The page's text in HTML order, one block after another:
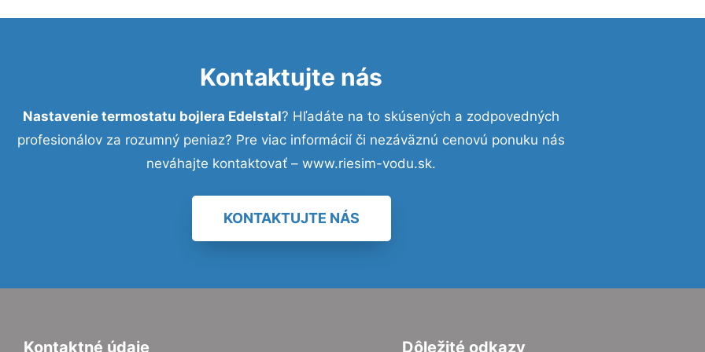
Kontaktujte nás
Nastavenie termostatu bojlera Edelstal? Hľadáte na to skúsených a zodpovedných
profesionálov za rozumný peniaz? Pre viac informácií či nezáväznú cenovú ponuku nás
neváhajte kontaktovať – www.riesim-vodu.sk.
KONTAKTUJTE NÁS
Kontaktné údaje Dôležité odkazy